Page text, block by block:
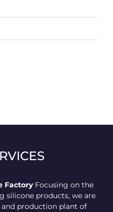
FactoryFocusing on the
silicone products, we are
production plant of